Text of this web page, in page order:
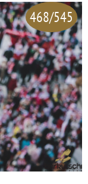
468/545